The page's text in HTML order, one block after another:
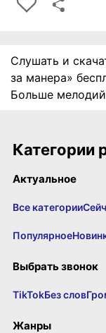
Слушать и
за манера»
Больше
Категории
Актуальное
Все категории
Популярное
Выбрать звонок
TikTokБез слов
Жанры